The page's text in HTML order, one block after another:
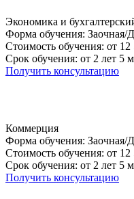
Экономика и
Форма обучения: Заочная/
Стоимость обучения: от 12
Срок обучения: от 2 лет 5
Получить консультацию
Коммерция
Форма обучения: Заочная/
Стоимость обучения: от 12
Срок обучения: от 2 лет 5
Получить консультацию